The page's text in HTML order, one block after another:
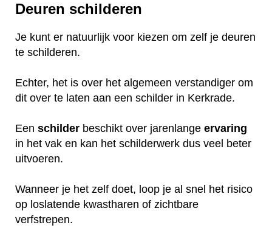
Deuren schilderen
Je kunt er natuurlijk voor kiezen om zelf je deuren
te schilderen.
Echter, het is over het algemeen verstandiger om
dit over te laten aan een schilder in Kerkrade.
Een schilder beschikt over jarenlange ervaring
in het vak en kan het schilderwerk dus veel beter
uitvoeren.
Wanneer je het zelf doet, loop je al snel het risico
op loslatende kwastharen of zichtbare
verfstrepen.